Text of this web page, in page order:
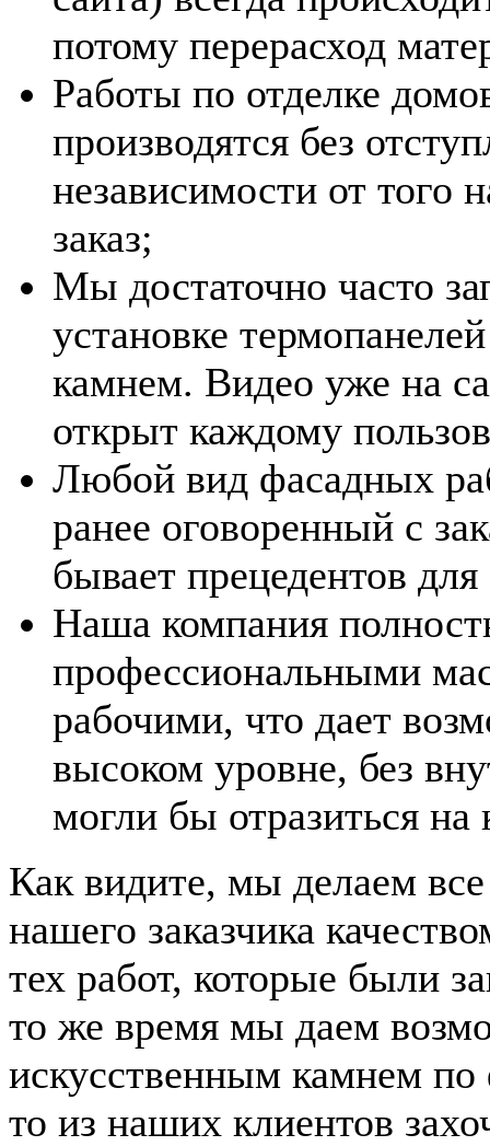
потому перерасход
Работы по отделке
производятся без
независимости от того
заказ;
Мы достаточно часто
установке
камнем. Видео уже на
открыт каждому
Любой вид фасадных
ранее оговоренный с
бывает прецедентов
Наша компания
профессиональными
рабочими, что дает
высоком уровне, без
могли бы отразиться на
Как видите, мы делаем
нашего заказчика
тех работ, которые были
то же время мы даем
искусственным камнем
то из наших клиентов